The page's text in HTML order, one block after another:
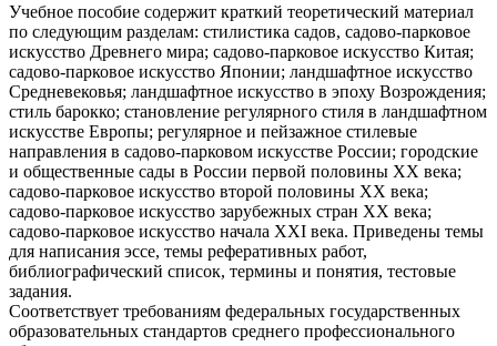
Учебное пособие содержит краткий теоретический материал
по следующим разделам: стилистика садов, садово-парковое
искусство Древнего мира; садово-парковое искусство Китая;
садово-парковое искусство Японии; ландшафтное искусство
Средневековья; ландшафтное искусство в эпоху Возрождения;
стиль барокко; становление регулярного стиля в ландшафтном
искусстве Европы; регулярное и пейзажное стилевые
направления в садово-парковом искусстве России; городские
и общественные сады в России первой половины XX века;
садово-парковое искусство второй половины XX века;
садово-парковое искусство зарубежных стран XX века;
садово-парковое искусство начала XXI века. Приведены темы
для написания эссе, темы реферативных работ,
библиографический список, термины и понятия, тестовые
задания.
Соответствует требованиям федеральных государственных
образовательных стандартов среднего профессионального